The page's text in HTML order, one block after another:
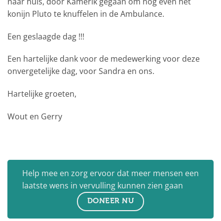
konijn Pluto te knuffelen in de Ambulance.
Een geslaagde dag !!!
Een hartelijke dank voor de medewerking voor deze
onvergetelijke dag, voor Sandra en ons.
Hartelijke groeten,
Wout en Gerry
Help mee en zorg ervoor dat meer mensen een
laatste wens in vervulling kunnen zien gaan
DONEER NU